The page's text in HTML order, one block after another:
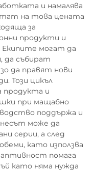
и намалява
на това цената
за
продукти и
Екипите могат да
да събират
да правят нови
Този цикъл
и
при мащабно
поддържа и
може да
серии, а след
като използва
помага
като няма нужда